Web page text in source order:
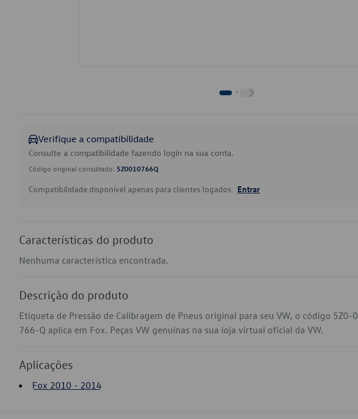
Verifique a compatibilidade
Consulte a compatibilidade fazendo login na sua conta.
Código original consultado: 5Z0010766Q
Compatibilidade disponível apenas para clientes logados. Entrar
Características do produto
Nenhuma característica encontrada.
Descrição do produto
Etiqueta de Pressão de Calibragem de Pneus original para seu VW, o código 5Z0-
766-Q aplica em Fox. Peças VW genuínas na sua loja virtual oficial da VW.
Aplicações
Fox 2010 - 2014